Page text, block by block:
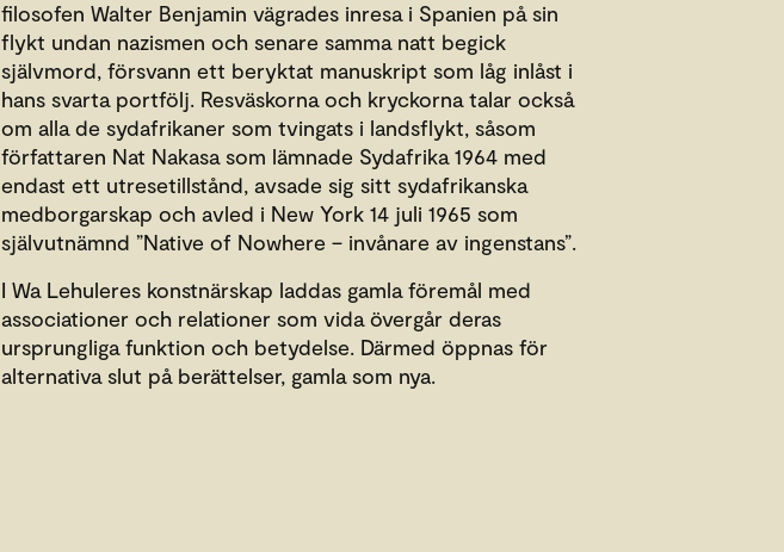
filosofen Walter Benjamin vägrades inresa i Spanien på sin
flykt undan nazismen och senare samma natt begick
självmord, försvann ett beryktat manuskript som låg inlåst i
hans svarta portfölj. Resväskorna och kryckorna talar också
om alla de sydafrikaner som tvingats i landsflykt, såsom
författaren Nat Nakasa som lämnade Sydafrika 1964 med
endast ett utresetillstånd, avsade sig sitt sydafrikanska
medborgarskap och avled i New York 14 juli 1965 som
självutnämnd ”Native of Nowhere – invånare av ingenstans”.
I Wa Lehuleres konstnärskap laddas gamla föremål med
associationer och relationer som vida övergår deras
ursprungliga funktion och betydelse. Därmed öppnas för
alternativa slut på berättelser, gamla som nya.